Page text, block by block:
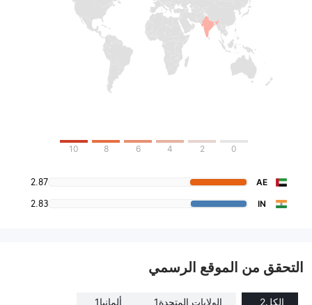
0
2
4
6
8
10
AE
2.87
IN
2.83
التحقق من الموقع الرسمي
الكل2 الولايات المتحدة1 ألمانيا1